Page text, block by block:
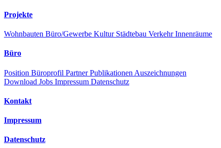
Projekte
Wohnbauten Büro/Gewerbe Kultur Städtebau VerkehrInnenräume
Büro
Position Büroprofil PartnerPublikationen Auszeichnungen
Download Jobs Impressum Datenschutz
Kontakt
Impressum
Datenschutz